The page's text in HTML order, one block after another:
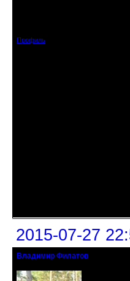
Профиль
2015-07-27
Владимир Филатов